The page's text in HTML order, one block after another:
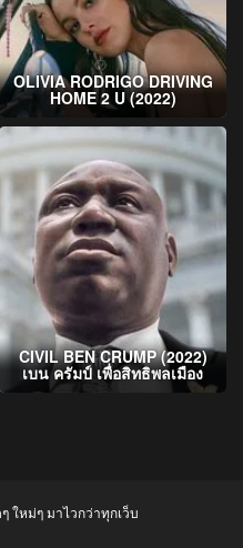
OLIVIA RODRIGO DRIVING
HOME 2 U (2022)
CIVIL BEN CRUMP (2022)
เบน ครัมป์ เพื่อสิทธิพลเมือง
ใหม่ๆ มาไวกว่าทุกเว็บ